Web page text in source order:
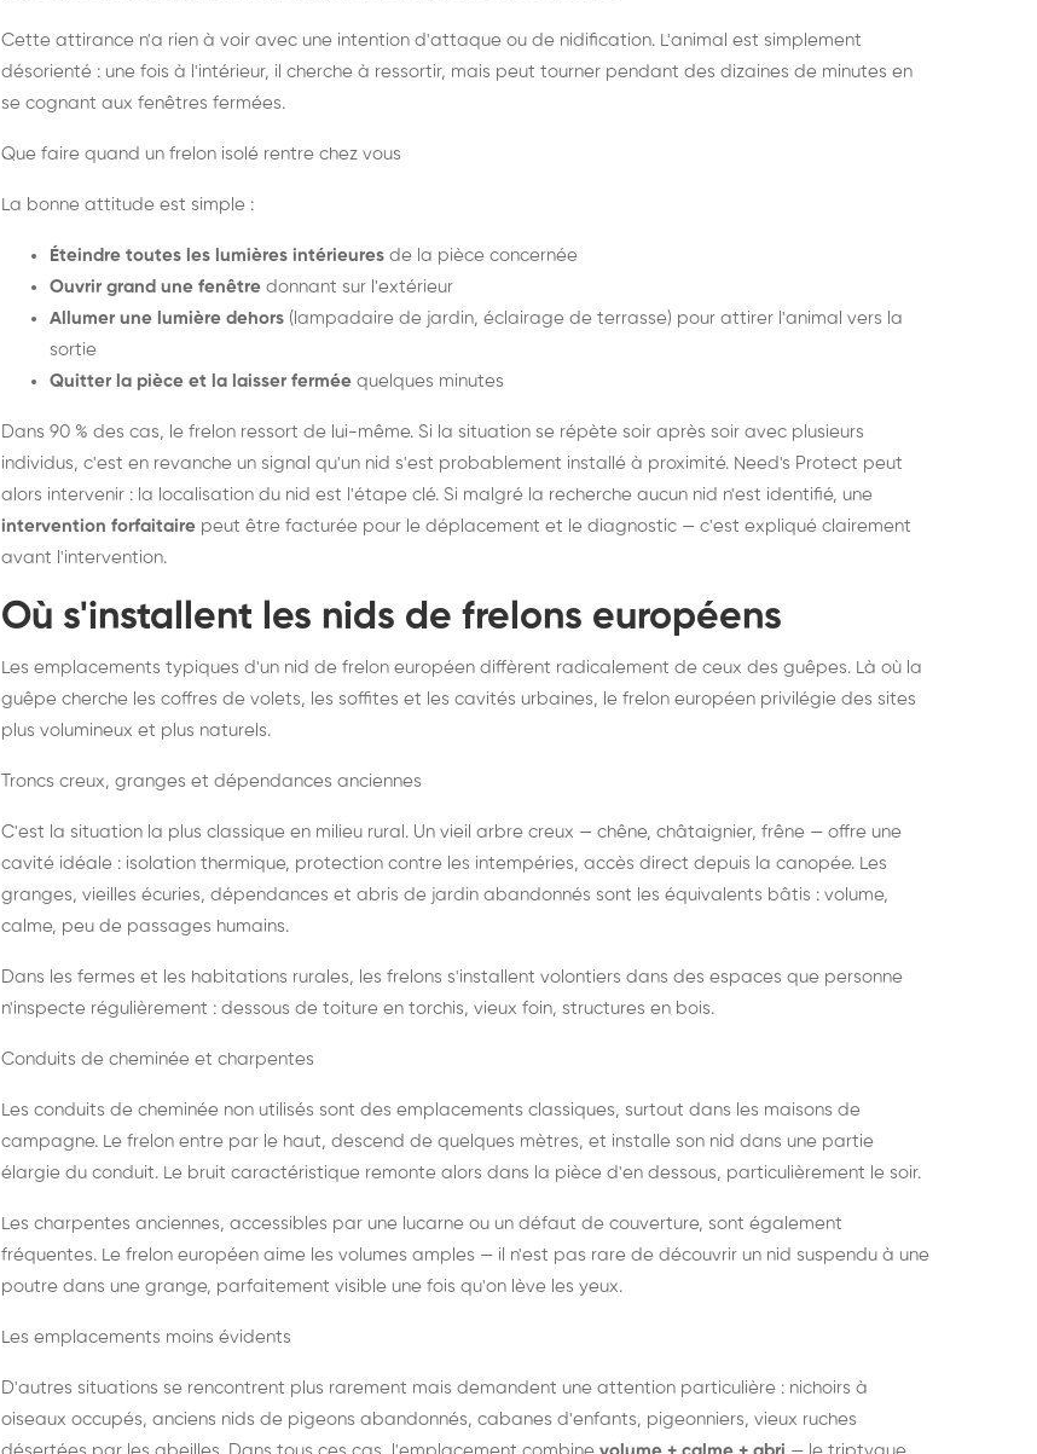
Cette attirance n'a rien à voir avec une intention d'attaque ou de nidification. L'animal est simplement
désorienté : une fois à l'intérieur, il cherche à ressortir, mais peut tourner pendant des dizaines de minutes en
se cognant aux fenêtres fermées.
Que faire quand un frelon isolé rentre chez vous
La bonne attitude est simple :
Éteindre toutes les lumières intérieures de la pièce concernée
Ouvrir grand une fenêtre donnant sur l'extérieur
Allumer une lumière dehors (lampadaire de jardin, éclairage de terrasse) pour attirer l'animal vers la
sortie
Quitter la pièce et la laisser fermée quelques minutes
Dans 90 % des cas, le frelon ressort de lui-même. Si la situation se répète soir après soir avec plusieurs
individus, c'est en revanche un signal qu'un nid s'est probablement installé à proximité. Need's Protect peut
alors intervenir : la localisation du nid est l'étape clé. Si malgré la recherche aucun nid n'est identifié, une
intervention forfaitaire peut être facturée pour le déplacement et le diagnostic — c'est expliqué clairement
avant l'intervention.
Où s'installent les nids de frelons européens
Les emplacements typiques d'un nid de frelon européen diffèrent radicalement de ceux des guêpes. Là où la
guêpe cherche les coffres de volets, les soffites et les cavités urbaines, le frelon européen privilégie des sites
plus volumineux et plus naturels.
Troncs creux, granges et dépendances anciennes
C'est la situation la plus classique en milieu rural. Un vieil arbre creux — chêne, châtaignier, frêne — offre une
cavité idéale : isolation thermique, protection contre les intempéries, accès direct depuis la canopée. Les
granges, vieilles écuries, dépendances et abris de jardin abandonnés sont les équivalents bâtis : volume,
calme, peu de passages humains.
Dans les fermes et les habitations rurales, les frelons s'installent volontiers dans des espaces que personne
n'inspecte régulièrement : dessous de toiture en torchis, vieux foin, structures en bois.
Conduits de cheminée et charpentes
Les conduits de cheminée non utilisés sont des emplacements classiques, surtout dans les maisons de
campagne. Le frelon entre par le haut, descend de quelques mètres, et installe son nid dans une partie
élargie du conduit. Le bruit caractéristique remonte alors dans la pièce d'en dessous, particulièrement le soir.
Les charpentes anciennes, accessibles par une lucarne ou un défaut de couverture, sont également
fréquentes. Le frelon européen aime les volumes amples — il n'est pas rare de découvrir un nid suspendu à une
poutre dans une grange, parfaitement visible une fois qu'on lève les yeux.
Les emplacements moins évidents
D'autres situations se rencontrent plus rarement mais demandent une attention particulière : nichoirs à
oiseaux occupés, anciens nids de pigeons abandonnés, cabanes d'enfants, pigeonniers, vieux ruches